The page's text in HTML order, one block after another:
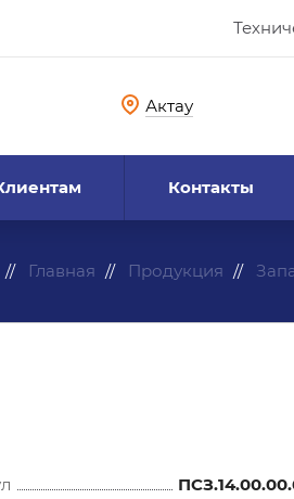
Актау
Контакты
Главная Продукция